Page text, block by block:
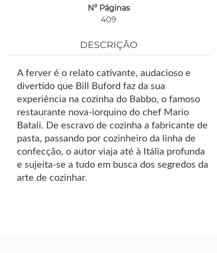
Nº Páginas
409
DESCRIÇÃO
A ferver é o relato cativante, audacioso e
divertido que Bill Buford faz da sua
experiência na cozinha do Babbo, o famoso
restaurante nova-iorquino do chef Mario
Batali. De escravo de cozinha a fabricante de
pasta, passando por cozinheiro da linha de
confecção, o autor viaja até à Itália profunda
e sujeita-se a tudo em busca dos segredos da
arte de cozinhar.